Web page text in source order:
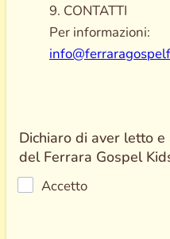
9. CONTATTI
Per informazioni:
Dichiaro di aver letto
del Ferrara Gospel
Accetto